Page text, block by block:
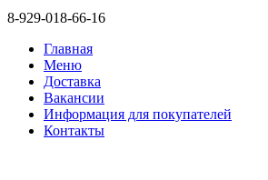
8-929-018-66-16
Главная
Меню
Доставка
Вакансии
Информация для покупателей
Контакты